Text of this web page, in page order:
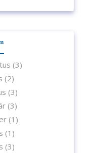
(3)
(2)
(3)
(3)
(1)
(1)
(3)